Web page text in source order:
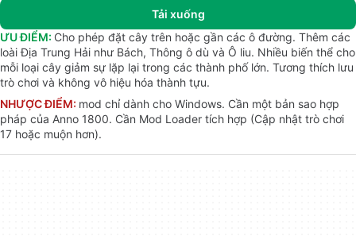
Tải xuống
ƯU ĐIỂM: Cho phép đặt cây trên hoặc gần các ô đường. Thêm các
loài Địa Trung Hải như Bách, Thông ô dù và Ô liu. Nhiều biến thể cho
mỗi loại cây giảm sự lặp lại trong các thành phố lớn. Tương thích lưu
trò chơi và không vô hiệu hóa thành tựu.
NHƯỢC ĐIỂM: mod chỉ dành cho Windows. Cần một bản sao hợp
pháp của Anno 1800. Cần Mod Loader tích hợp (Cập nhật trò chơi
17 hoặc muộn hơn).